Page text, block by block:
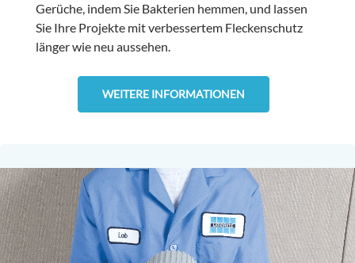
Gerüche, indem Sie Bakterien hemmen, und lassen
Sie Ihre Projekte mit verbessertem Fleckenschutz
länger wie neu aussehen.
WEITERE INFORMATIONEN